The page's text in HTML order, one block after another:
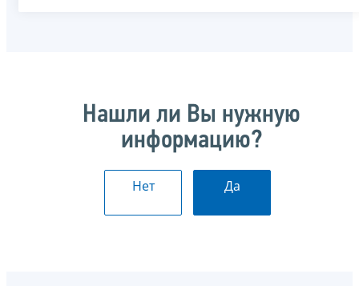
Нашли ли Вы нужную
информацию?
Нет Да